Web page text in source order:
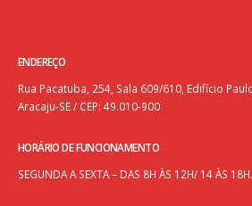
ENDEREÇO
Rua Pacatuba, 254, Sala 609/610, Edifício
Aracaju-SE / CEP: 49.010-900
HORÁRIO DE FUNCIONAMENTO
SEGUNDA A SEXTA – DAS 8H ÀS 12H/ 14 ÀS 18H.